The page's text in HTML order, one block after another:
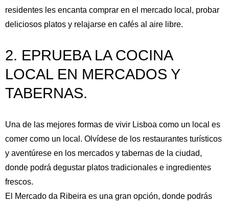
residentes les encanta comprar en el mercado local, probar
deliciosos platos y relajarse en cafés al aire libre.
2. EPRUEBA LA COCINA
LOCAL EN MERCADOS Y
TABERNAS.
Una de las mejores formas de vivir Lisboa como un local es
comer como un local. Olvídese de los restaurantes turísticos
y aventúrese en los mercados y tabernas de la ciudad,
donde podrá degustar platos tradicionales e ingredientes
frescos.
El Mercado da Ribeira es una gran opción, donde podrás